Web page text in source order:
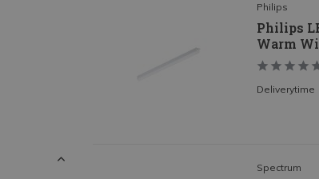
Philips
Philips
Warm
Deliverytime
Spectrum